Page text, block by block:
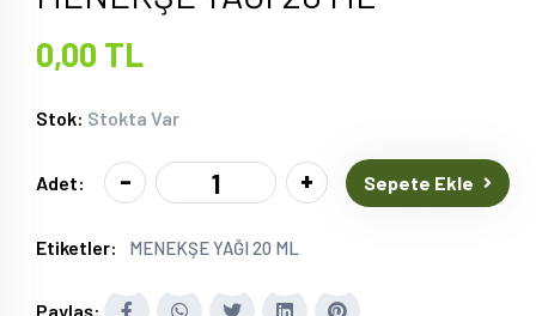
0,00 TL
Stok: Stokta Var
Adet: - + Sepete Ekle
Etiketler: MENEKŞE YAĞI 20 ML
Paylaş: